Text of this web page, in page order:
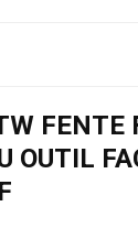
FENTE
OUTIL